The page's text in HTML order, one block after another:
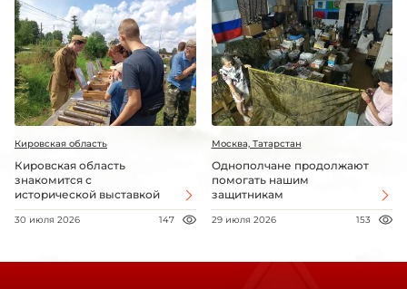
Кировская область
Кировская область
знакомится с
исторической выставкой
30 июля 2026 147
Москва, Татарстан
Однополчане продолжают
помогать нашим
защитникам
29 июля 2026 153